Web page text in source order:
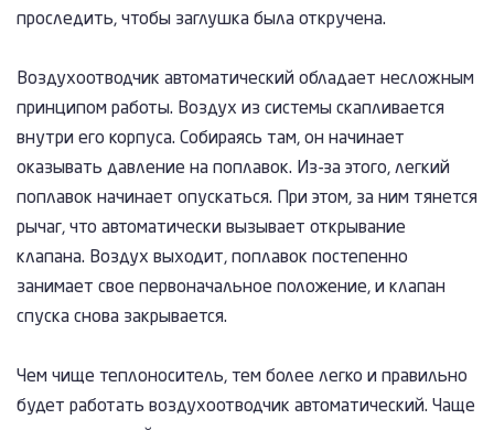
проследить, чтобы заглушка была откручена.
Воздухоотводчик автоматический обладает несложным
принципом работы. Воздух из системы скапливается
внутри его корпуса. Собираясь там, он начинает
оказывать давление на поплавок. Из-за этого, легкий
поплавок начинает опускаться. При этом, за ним тянется
рычаг, что автоматически вызывает открывание
клапана. Воздух выходит, поплавок постепенно
занимает свое первоначальное положение, и клапан
спуска снова закрывается.
Чем чище теплоноситель, тем более легко и правильно
будет работать воздухоотводчик автоматический. Чаще